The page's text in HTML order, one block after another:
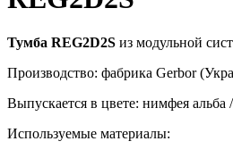
Тумба REG2D2S из модульной
Производство: фабрика Gerbor
Выпускается в цвете: нимфея альба
Используемые материалы: